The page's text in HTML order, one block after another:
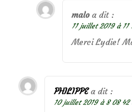
malo a dit :
11 juillet 2019 à 11
Merci Lydie!
PHILIPPE a dit :
10 juillet 2019 à 8 08 42